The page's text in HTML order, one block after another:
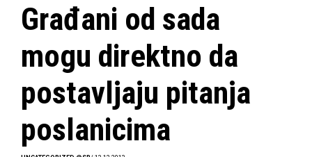
Građani od sada
mogu direktno da
postavljaju pitanja
poslanicima